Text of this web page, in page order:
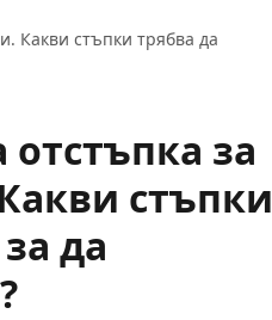
Какви стъпки трябва да
за
стъпки
да